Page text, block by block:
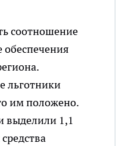
соотношение
обеспечения
льготники
им положено.
выделили 1,1